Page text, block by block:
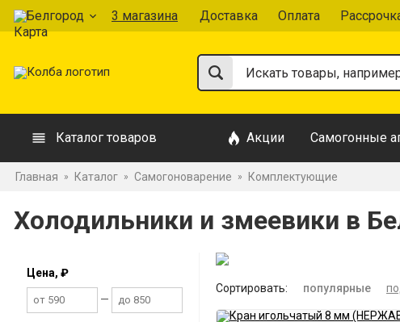
Белгород 3 магазина Доставка Оплата
Каталог товаров Акции Самогонные
Главная » Каталог » Самогоноварение » Комплектующие
Холодильники и змеевики в
Цена, ₽
—
Сортировать: популярные